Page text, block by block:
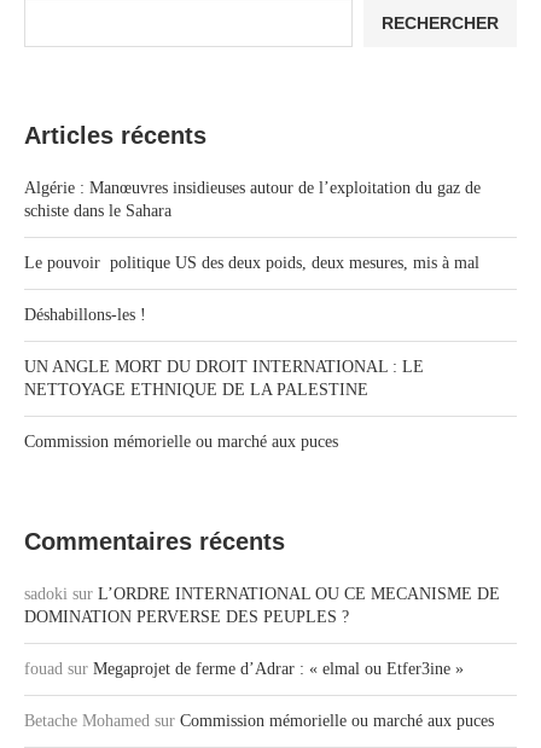
RECHERCHER
Articles récents
Algérie : Manœuvres insidieuses autour de l’exploitation du gaz de
schiste dans le Sahara
Le pouvoir politique US des deux poids, deux mesures, mis à mal
Déshabillons-les !
UN ANGLE MORT DU DROIT INTERNATIONAL : LE
NETTOYAGE ETHNIQUE DE LA PALESTINE
Commission mémorielle ou marché aux puces
Commentaires récents
sadoki sur L’ORDRE INTERNATIONAL OU CE MECANISME DE
DOMINATION PERVERSE DES PEUPLES ?
fouad sur Megaprojet de ferme d’Adrar : « elmal ou Etfer3ine »
Betache Mohamed sur Commission mémorielle ou marché aux puces